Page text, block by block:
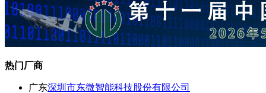
热门厂商
广东深圳市东微智能科技股份有限公司